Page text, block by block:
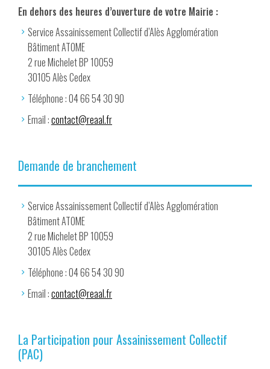
En dehors des heures d’ouverture de votre Mairie :
Service Assainissement Collectif d’Alès Agglomération
Bâtiment ATOME
2 rue Michelet BP 10059
30105 Alès Cedex
Téléphone : 04 66 54 30 90
Email :contact@reaal.fr
Demande de branchement
Service Assainissement Collectif d’Alès Agglomération
Bâtiment ATOME
2 rue Michelet BP 10059
30105 Alès Cedex
Téléphone : 04 66 54 30 90
Email :contact@reaal.fr
La Participation pour Assainissement Collectif
(PAC)